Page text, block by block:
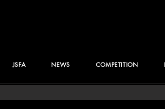
JSFA NEWS COMPETITION